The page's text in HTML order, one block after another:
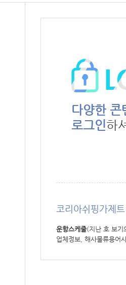
다양한 콘
로그인하
코리아쉬핑가제
운항스케줄(지난 호 보기
업체정보, 해사물류용어